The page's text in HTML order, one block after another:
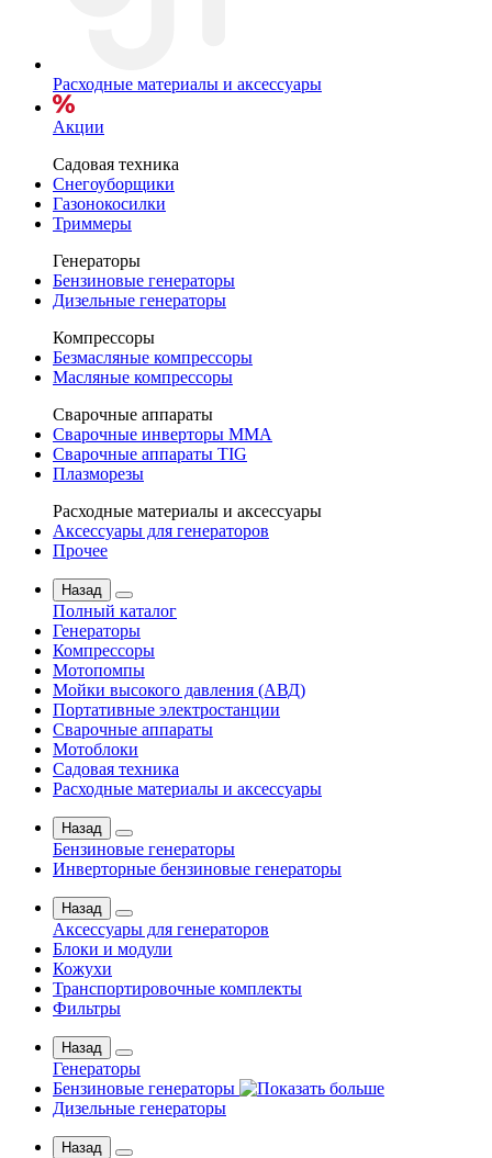
Расходные материалы и аксессуары
Акции
Садовая техника
Снегоуборщики
Газонокосилки
Триммеры
Генераторы
Бензиновые генераторы
Дизельные генераторы
Компрессоры
Безмасляные компрессоры
Масляные компрессоры
Сварочные аппараты
Сварочные инверторы MMA
Сварочные аппараты TIG
Плазморезы
Расходные материалы и аксессуары
Аксессуары для генераторов
Прочее
Назад
Полный каталог
Генераторы
Компрессоры
Мотопомпы
Мойки высокого давления (АВД)
Портативные электростанции
Сварочные аппараты
Мотоблоки
Садовая техника
Расходные материалы и аксессуары
Назад
Бензиновые генераторы
Инверторные бензиновые генераторы
Назад
Аксессуары для генераторов
Блоки и модули
Кожухи
Транспортировочные комплекты
Фильтры
Назад
Генераторы
Бензиновые генераторы
Дизельные генераторы
Назад